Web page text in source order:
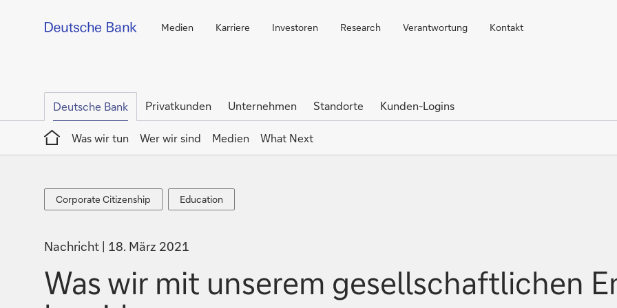
Medien Karriere Investoren Research Verantwortung Kontakt
Deutsche Bank Privatkunden Unternehmen Standorte
Kunden-Logins
Home
Was wir tun
Wer wir sind Medien What Next
Corporate
Citizenship
Corporate Citizenship
Education
Education
Nachricht 18. März 2021
Was wir mit unserem gesellschaftlichen